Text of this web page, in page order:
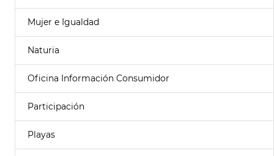
Mujer e Igualdad
Naturia
Oficina Información Consumidor
Participación
Playas